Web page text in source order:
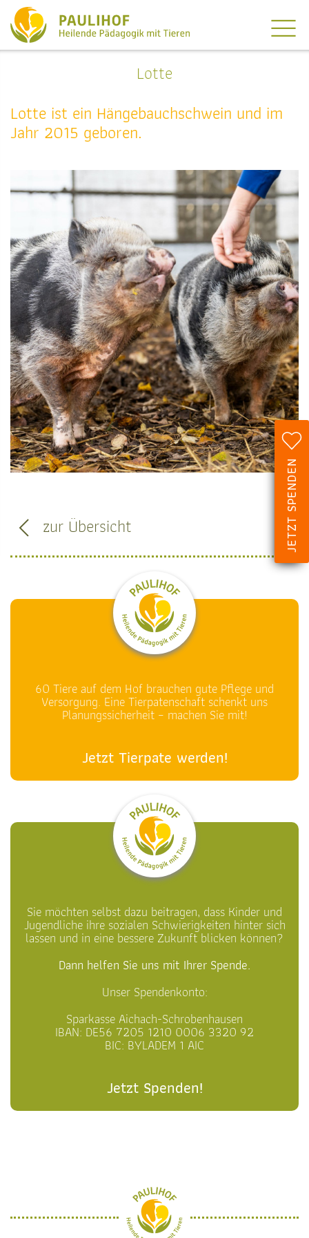
JETZT SPENDEN
Lotte
Lotte ist ein Hängebauchschwein und im
Jahr 2015 geboren.
zur Übersicht
60 Tiere auf dem Hof brauchen gute Pflege und
Versorgung. Eine Tierpatenschaft schenkt uns
Planungssicherheit – machen Sie mit!
Jetzt Tierpate werden!
Sie möchten selbst dazu beitragen, dass Kinder und
Jugendliche ihre sozialen Schwierigkeiten hinter sich
lassen und in eine bessere Zukunft blicken können?
Dann helfen Sie uns mit Ihrer Spende.
Unser Spendenkonto:
Sparkasse Aichach-Schrobenhausen
IBAN: DE56 7205 1210 0006 3320 92
BIC: BYLADEM 1 AIC
Jetzt Spenden!